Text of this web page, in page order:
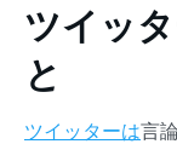
ツイッ
と
ツイッターは言